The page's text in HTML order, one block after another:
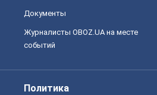
Документы
Журналисты OBOZ.UA на месте
событий
Политика